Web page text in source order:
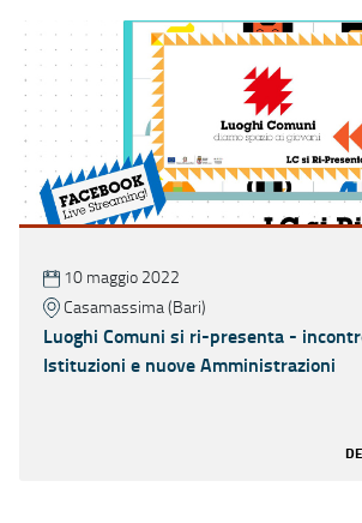
10 maggio 2022
Casamassima (Bari)
Luoghi Comuni si ri-presenta -
Istituzioni e nuove Amministrazioni